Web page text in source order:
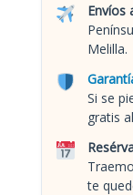
Envíos
Melilla.
Si se
gratis
te